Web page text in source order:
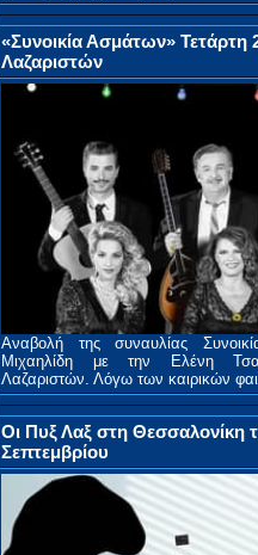
«Συνοικία Ασμάτων» Τετάρτη
Λαζαριστών
Αναβολή της συναυλίας
Μιχαηλίδη με την Ελένη
Λαζαριστών. Λόγω των καιρικών
Οι Πυξ Λαξ στη Θεσσαλονίκη
Σεπτεμβρίου